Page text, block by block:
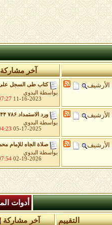
آخر مشاركة
الأرشيف
كتاب طى السجل
بواسطة
البدوي
11-16-2023
AM
الأرشيف
ورد الاستمداد ۷۸۶ ۴۴۴
بواسطة
البدوي
05-17-2025
AM
الأرشيف
صلاة الجاه للإمام
بواسطة
البدوي
02-19-2026
AM
أدوات
التقييم آخر مشاركة